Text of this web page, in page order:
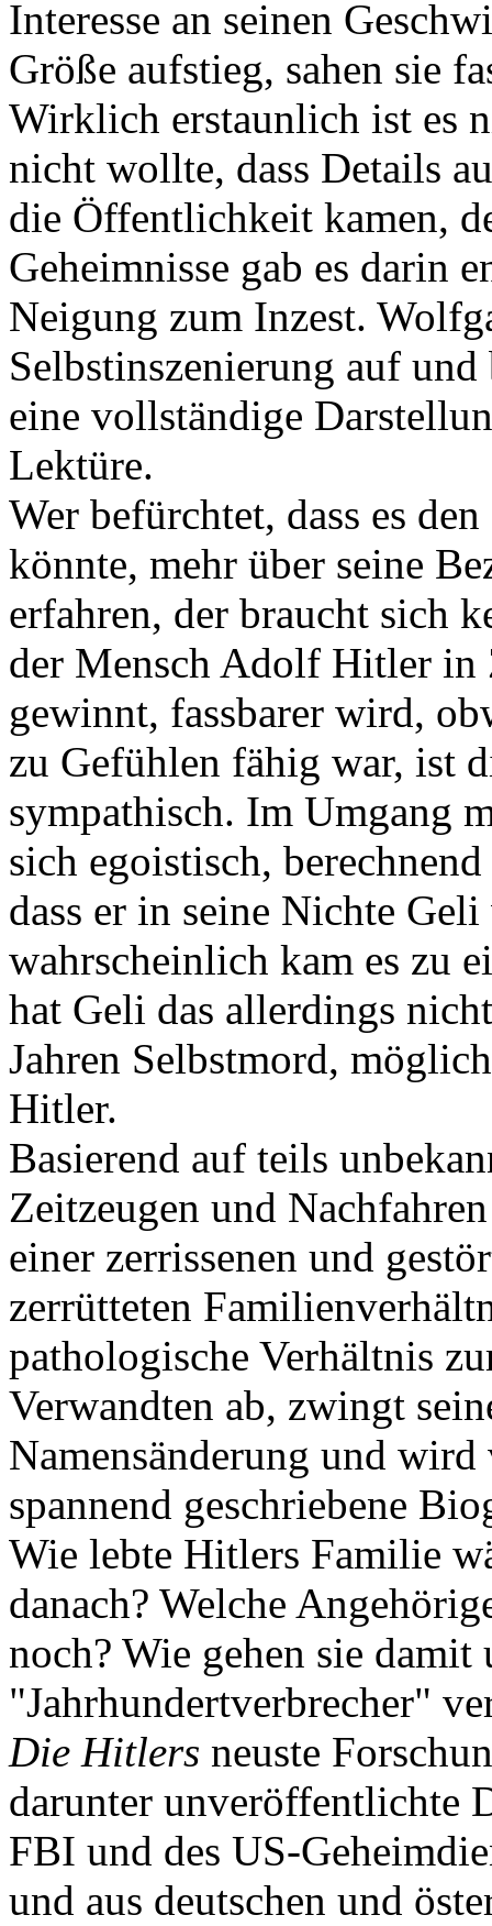
Interesse an seinen
Größe aufstieg, sahen sie
Wirklich erstaunlich ist es
nicht wollte, dass Details
die Öffentlichkeit kamen,
Geheimnisse gab es darin
Neigung zum Inzest.
Selbstinszenierung auf
eine vollständige
Lektüre.
Wer befürchtet, dass es
könnte, mehr über seine
erfahren, der braucht sich
der Mensch Adolf Hitler in
gewinnt, fassbarer wird,
zu Gefühlen fähig war, ist
sympathisch. Im Umgang
sich egoistisch,
dass er in seine Nichte
wahrscheinlich kam es zu
hat Geli das allerdings
Jahren Selbstmord,
Hitler.
Basierend auf teils
Zeitzeugen und
einer zerrissenen und
zerrütteten
pathologische Verhältnis
Verwandten ab, zwingt
Namensänderung und
spannend geschriebene
Wie lebte Hitlers Familie
danach? Welche
noch? Wie gehen sie damit
"Jahrhundertverbrecher"
Die Hitlers neuste
darunter unveröffentlichte
FBI und des US-
und aus deutschen und